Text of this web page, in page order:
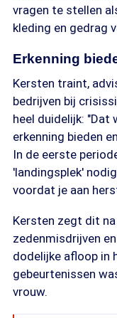
vragen te stellen
kleding en gedrag
Erkenning
Kersten traint,
bedrijven bij
heel duidelijk: "Dat
erkenning bieden
In de eerste
'landingsplek'
voordat je aan
Kersten zegt dit
zedenmisdrijven
dodelijke afloop in
gebeurtenissen
vrouw.